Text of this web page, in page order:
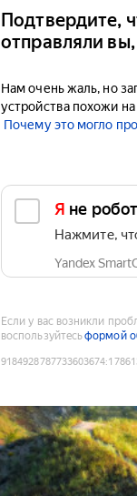
Подтвердите,
отправляли
Нам очень жаль, но
устройства похожи
Почему это могло
Я не робот
Нажмите,
Yandex
Если у вас возникли
воспользуйтесьформой
9184928787733603674: